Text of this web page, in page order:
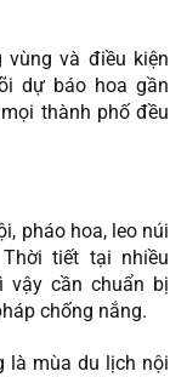
vùng và điều kiện
dự báo hoa gần
thành phố đều
pháo hoa, leo núi
tiết tại nhiều
vậy cần chuẩn bị
chống nắng.
là mùa du lịch nội